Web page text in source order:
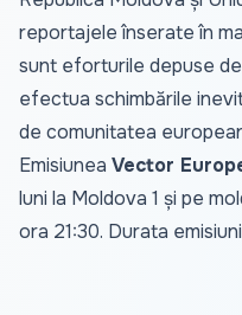
reportajele înserate în
sunt eforturile depuse
efectua schimbările
de comunitatea
Emisiunea Vector
luni la Moldova 1 și pe
ora 21:30. Durata